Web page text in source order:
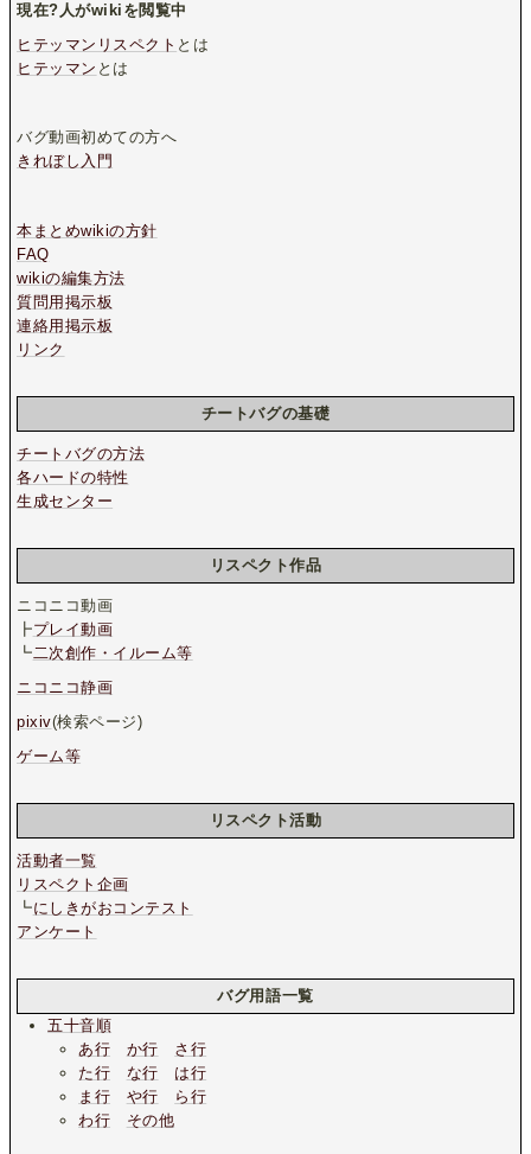
現在?人がwikiを閲覧中
ヒテッマンリスペクト とは
ヒテッマン とは
バグ動画初めての方へ
きれぼし入門
本まとめwikiの方針
FAQ
wikiの編集方法
質問用掲示板
連絡用掲示板
リンク
チートバグの基礎
チートバグの方法
各ハードの特性
生成センター
リスペクト作品
ニコニコ動画
┣プレイ動画
┗ 二次創作・イルーム等
ニコニコ静画
pixiv(検索ページ)
ゲーム等
リスペクト活動
活動者一覧
リスペクト企画
┗にしきがおコンテスト
アンケート
バグ用語一覧
五十音順
あ行
か行
さ行
た行
な行
は行
ま行
や行
ら行
わ行
その他